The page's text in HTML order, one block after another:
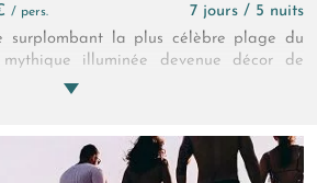
/ pers.
7 jours / 5 nuits
surplombant la plus célèbre plage du
illuminée devenue décor de
des plus grandes fêtes de Rio... Voilà
qui sauront vous ravir et vous apporter
pour vous délecter de votre séjour